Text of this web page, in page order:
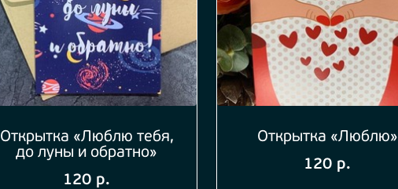
Открытка «Люблю тебя,
до луны и обратно»
120 р.
Открытка «Люблю»
120 р.